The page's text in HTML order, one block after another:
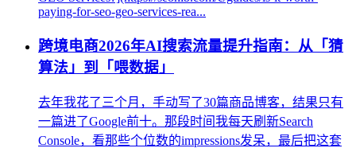
paying-for-seo-geo-services-rea...
跨境电商2026年AI搜索流量提升指南：从「猜
算法」到「喂数据」
去年我花了三个月，手动写了30篇商品博客，结果只有
一篇进了Google前十。那段时间我每天刷新Search
Console，看那些个位数的impressions发呆，最后把这套